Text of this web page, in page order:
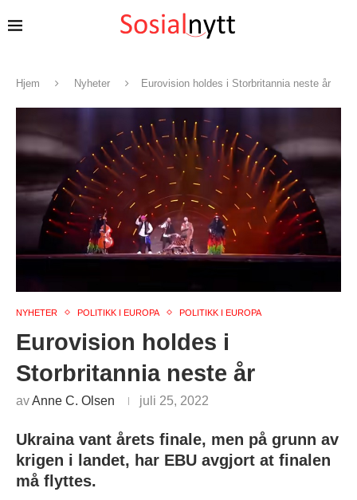
Hjem Nyheter Eurovision holdes i Storbritannia neste år
NYHETER POLITIKK I EUROPA POLITIKK I EUROPA
Eurovision holdes i
Storbritannia neste år
avAnne C. Olsen juli 25, 2022
Ukraina vant årets finale, men på grunn av
krigen i landet, har EBU avgjort at finalen
må flyttes.